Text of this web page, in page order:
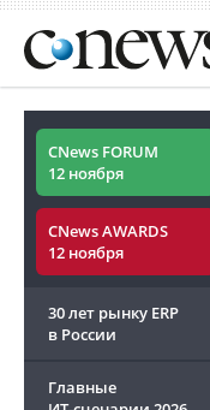
CNews FORUM
12 ноября
CNews AWARDS
12 ноября
30 лет рынку ERP
в России
Главные